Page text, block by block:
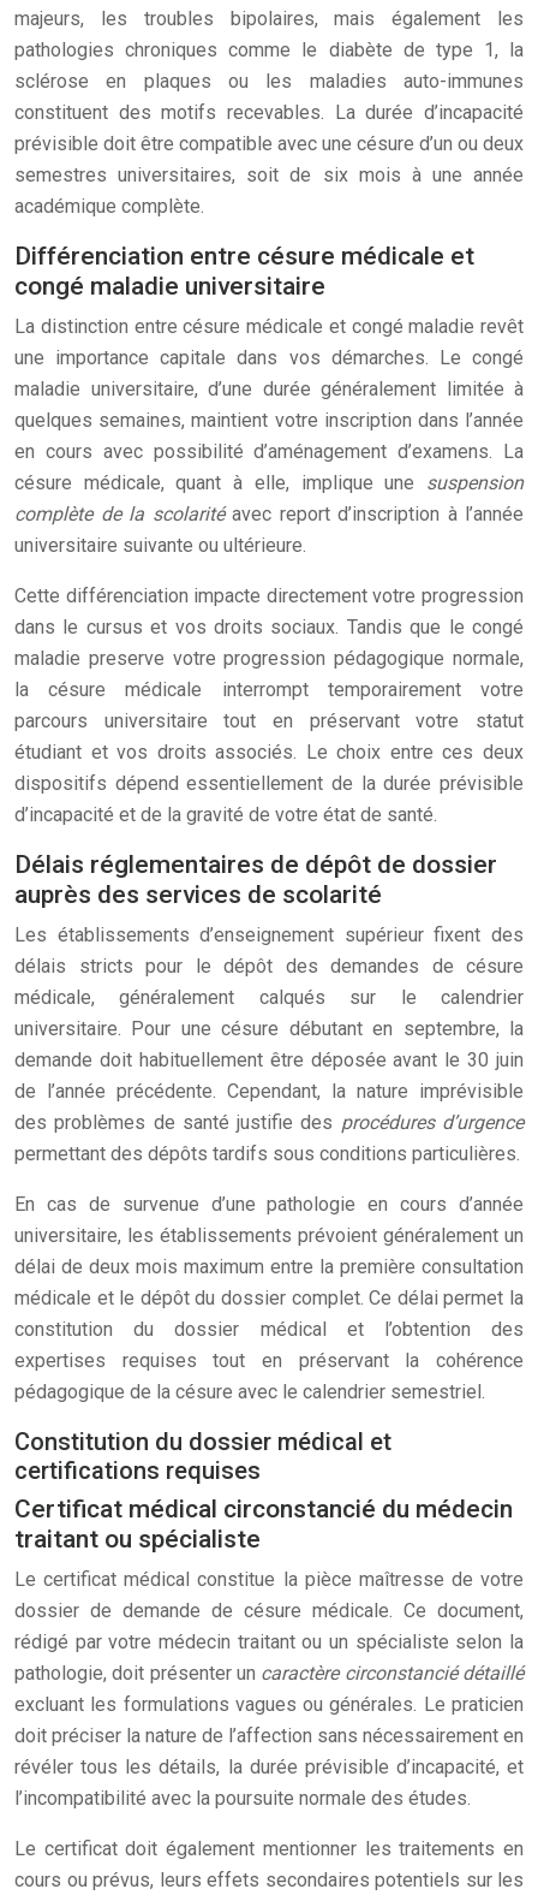
majeurs, les troubles bipolaires, mais également les
pathologies chroniques comme le diabète de type 1, la
sclérose en plaques ou les maladies auto-immunes
constituent des motifs recevables. La durée d’incapacité
prévisible doit être compatible avec une césure d’un ou deux
semestres universitaires, soit de six mois à une année
académique complète.
Différenciation entre césure médicale et
congé maladie universitaire
La distinction entre césure médicale et congé maladie revêt
une importance capitale dans vos démarches. Le congé
maladie universitaire, d’une durée généralement limitée à
quelques semaines, maintient votre inscription dans l’année
en cours avec possibilité d’aménagement d’examens. La
césure médicale, quant à elle, implique une suspension
complète de la scolarité avec report d’inscription à l’année
universitaire suivante ou ultérieure.
Cette différenciation impacte directement votre progression
dans le cursus et vos droits sociaux. Tandis que le congé
maladie preserve votre progression pédagogique normale,
la césure médicale interrompt temporairement votre
parcours universitaire tout en préservant votre statut
étudiant et vos droits associés. Le choix entre ces deux
dispositifs dépend essentiellement de la durée prévisible
d’incapacité et de la gravité de votre état de santé.
Délais réglementaires de dépôt de dossier
auprès des services de scolarité
Les établissements d’enseignement supérieur fixent des
délais stricts pour le dépôt des demandes de césure
médicale, généralement calqués sur le calendrier
universitaire. Pour une césure débutant en septembre, la
demande doit habituellement être déposée avant le 30 juin
de l’année précédente. Cependant, la nature imprévisible
des problèmes de santé justifie des procédures d’urgence
permettant des dépôts tardifs sous conditions particulières.
En cas de survenue d’une pathologie en cours d’année
universitaire, les établissements prévoient généralement un
délai de deux mois maximum entre la première consultation
médicale et le dépôt du dossier complet. Ce délai permet la
constitution du dossier médical et l’obtention des
expertises requises tout en préservant la cohérence
pédagogique de la césure avec le calendrier semestriel.
Constitution du dossier médical et
certifications requises
Certificat médical circonstancié du médecin
traitant ou spécialiste
Le certificat médical constitue la pièce maîtresse de votre
dossier de demande de césure médicale. Ce document,
rédigé par votre médecin traitant ou un spécialiste selon la
pathologie, doit présenter un caractère circonstancié détaillé
excluant les formulations vagues ou générales. Le praticien
doit préciser la nature de l’affection sans nécessairement en
révéler tous les détails, la durée prévisible d’incapacité, et
l’incompatibilité avec la poursuite normale des études.
Le certificat doit également mentionner les traitements en
cours ou prévus, leurs effets secondaires potentiels sur les